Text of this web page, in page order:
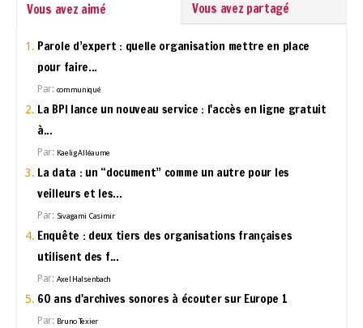
Vous avez aimé Vous avez partagé
Parole d’expert : quelle organisation mettre en place
pour faire...
Par: communiqué
La BPI lance un nouveau service : l'accès en ligne gratuit
à...
Par: Kaelig Alléaume
La data : un “document” comme un autre pour les
veilleurs et les...
Par: Sivagami Casimir
Enquête : deux tiers des organisations françaises
utilisent des f...
Par: Axel Halsenbach
60 ans d'archives sonores à écouter sur Europe 1
Par: Bruno Texier